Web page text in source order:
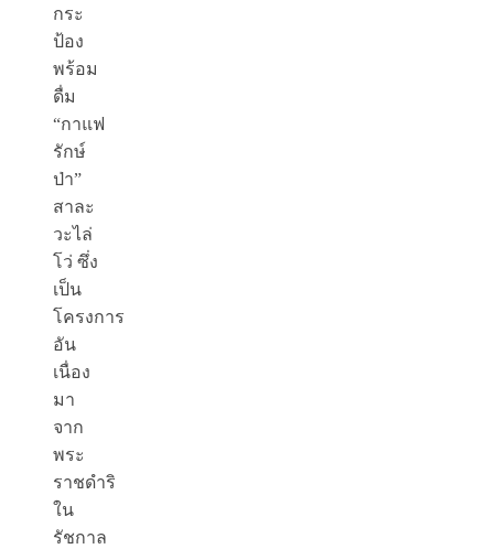
กระ
ป้อง
พร้อม
ดื่ม
“กาแฟ
รักษ์
ป่า”
สาละ
วะไล่
โว่ ซึ่ง
เป็น
โครงการ
อัน
เนื่อง
มา
จาก
พระ
ราชดำริ
ใน
รัชกาล